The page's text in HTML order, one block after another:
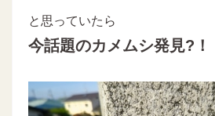
と思っていたら
今話題のカメムシ発見?！